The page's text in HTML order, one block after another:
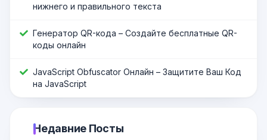
нижнего и правильного текста
Генератор QR-кода – Создайте бесплатные QR-
коды онлайн
JavaScript Оbfuscator Онлайн – Защитите Ваш Код
на JavaScript
Недавние Посты